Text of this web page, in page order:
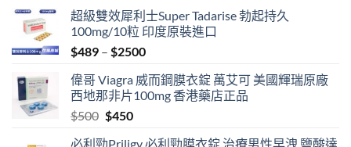
超級雙效犀利士Super Tadarise 勃起持久
100mg/10粒 印度原裝進口
$489 – $2500Price
$489
through
偉哥 Viagra 威而鋼膜衣錠 萬艾可 美國輝瑞原廠
西地那非片100mg 香港藥店正品
$500 Original
$450Current
必利勁Priligy 必利勁膜衣錠 治療男性早洩 鹽酸達